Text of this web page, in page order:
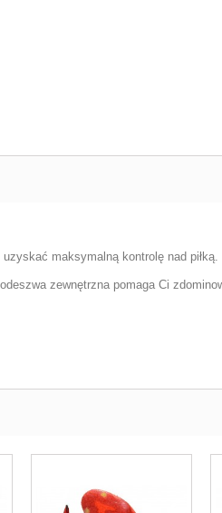
maksymalną kontrolę nad piłką.
zewnętrzna pomaga Ci